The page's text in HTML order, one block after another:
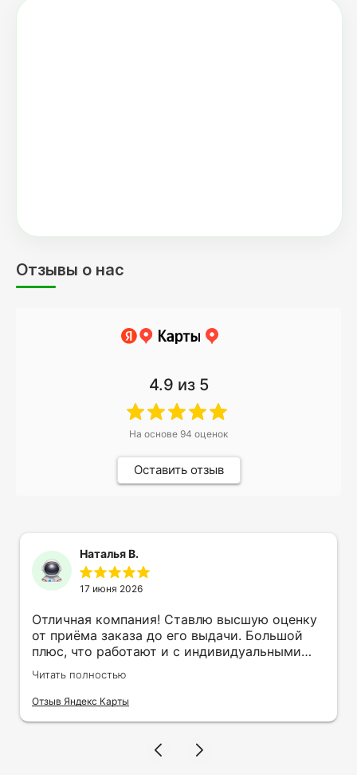
Отзывы о нас
4.9 из 5
На основе 94 оценок
Оставить отзыв
Наталья В.
17 июня 2026
Отличная компания! Ставлю высшую оценку
от приёма заказа до его выдачи. Большой
плюс, что работают и с индивидуальными
заказами. Нелбходимо было нанести принт
на кружку в подарок. Заказ был исполнен
оперативно и ооочень красиво, даже не
терпеливость, отвечала на все мои вопросы.
Читать полностью
Отзыв Яндекс Карты